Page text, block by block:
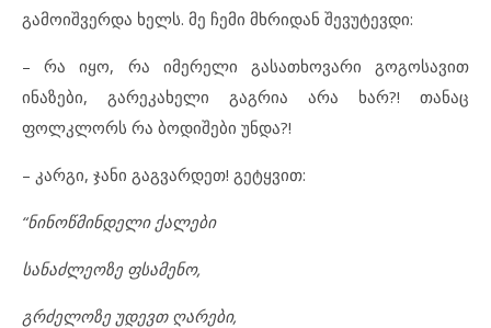
გამოიშვერდა ხელს. მე ჩემი მხრიდან შევუტევდი:
– რა იყო, რა იმერელი გასათხოვარი გოგოსავით
ინაზები, გარეკახელი გაგრია არა ხარ?! თანაც
ფოლკლორს რა ბოდიშები უნდა?!
– კარგი, ჯანი გაგვარდეთ! გეტყვით:
“ნინოწმინდელი ქალები
სანაძლეოზე ფსამენო,
გრძელოზე უდევთ ღარები,